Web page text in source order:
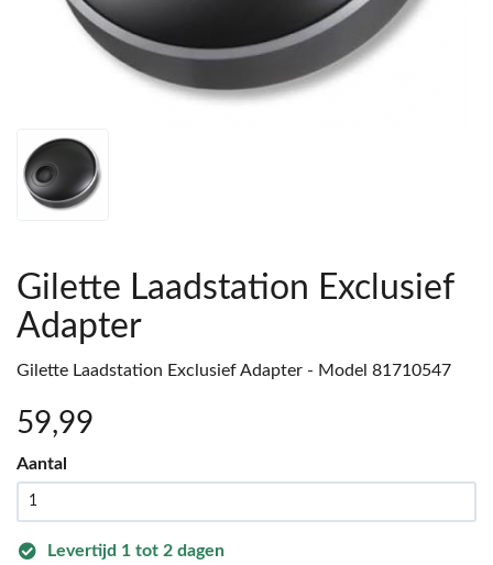
Gilette Laadstation Exclusief
Adapter
Gilette Laadstation Exclusief Adapter - Model 81710547
59,99
Aantal
Levertijd 1 tot 2 dagen